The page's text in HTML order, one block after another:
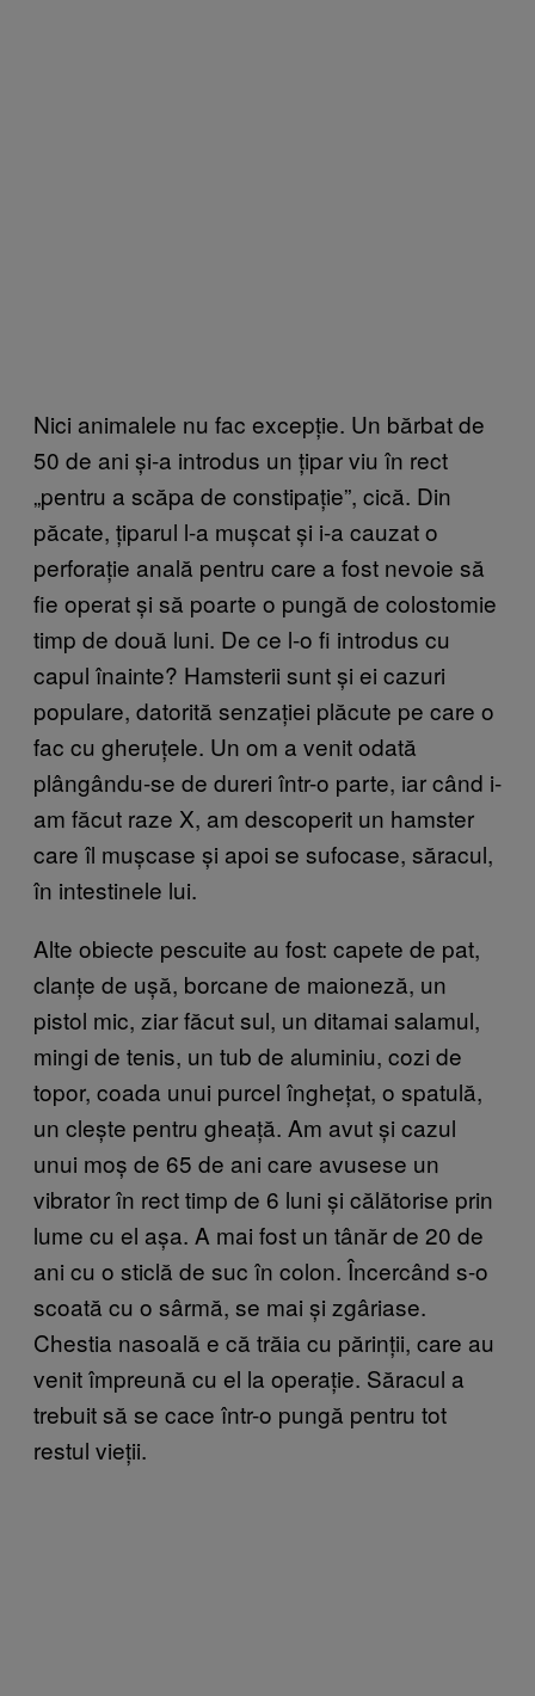
Nici animalele nu fac excepție. Un bărbat de
50 de ani și-a introdus un țipar viu în rect
„pentru a scăpa de constipație”, cică. Din
păcate, țiparul l-a mușcat și i-a cauzat o
perforație anală pentru care a fost nevoie să
fie operat și să poarte o pungă de colostomie
timp de două luni. De ce l-o fi introdus cu
capul înainte? Hamsterii sunt și ei cazuri
populare, datorită senzației plăcute pe care o
fac cu gheruțele. Un om a venit odată
plângându-se de dureri într-o parte, iar când i-
am făcut raze X, am descoperit un hamster
care îl mușcase și apoi se sufocase, săracul,
în intestinele lui.
Alte obiecte pescuite au fost: capete de pat,
clanțe de ușă, borcane de maioneză, un
pistol mic, ziar făcut sul, un ditamai salamul,
mingi de tenis, un tub de aluminiu, cozi de
topor, coada unui purcel înghețat, o spatulă,
un clește pentru gheață. Am avut și cazul
unui moș de 65 de ani care avusese un
vibrator în rect timp de 6 luni și călătorise prin
lume cu el așa. A mai fost un tânăr de 20 de
ani cu o sticlă de suc în colon. Încercând s-o
scoată cu o sârmă, se mai și zgâriase.
Chestia nasoală e că trăia cu părinții, care au
venit împreună cu el la operație. Săracul a
trebuit să se cace într-o pungă pentru tot
restul vieții.